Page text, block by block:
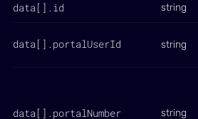
data[].id string
data[].portalUserId string
data[].portalNumber string